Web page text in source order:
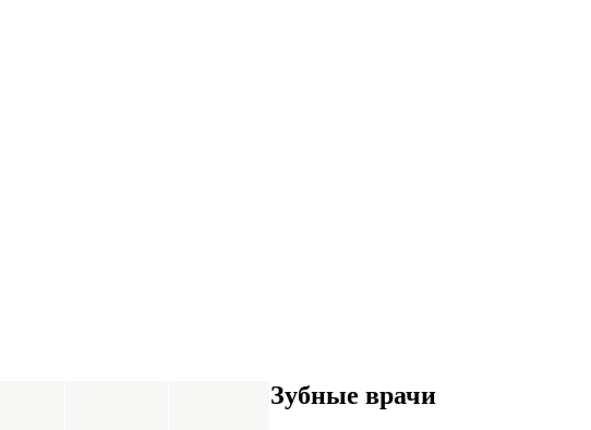
Зубные врачи